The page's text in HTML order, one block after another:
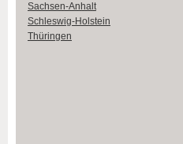
Sachsen-Anhalt
Schleswig-Holstein
Thüringen